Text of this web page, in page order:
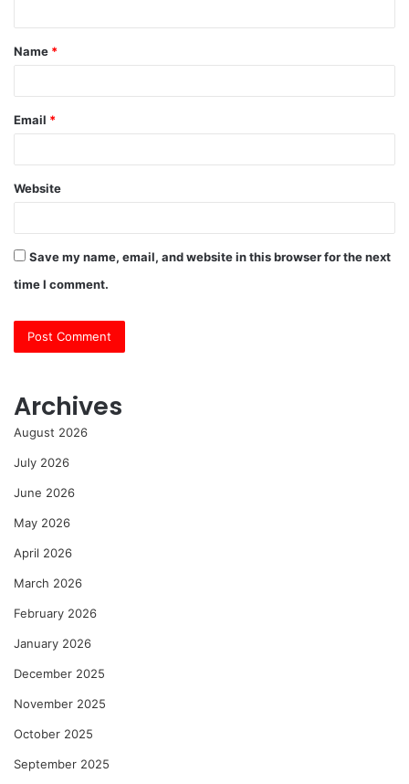
t
*
Name *
Email *
Website
Save my name, email, and website in this browser for the next
time I comment.
Archives
August 2026
July 2026
June 2026
May 2026
April 2026
March 2026
February 2026
January 2026
December 2025
November 2025
October 2025
September 2025